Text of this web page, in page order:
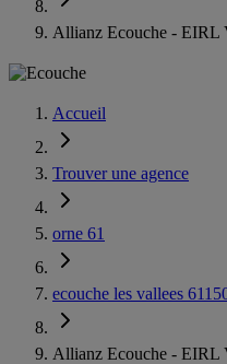
Allianz Ecouche -
Accueil
Trouver une agence
orne 61
ecouche les vallees
Allianz Ecouche -